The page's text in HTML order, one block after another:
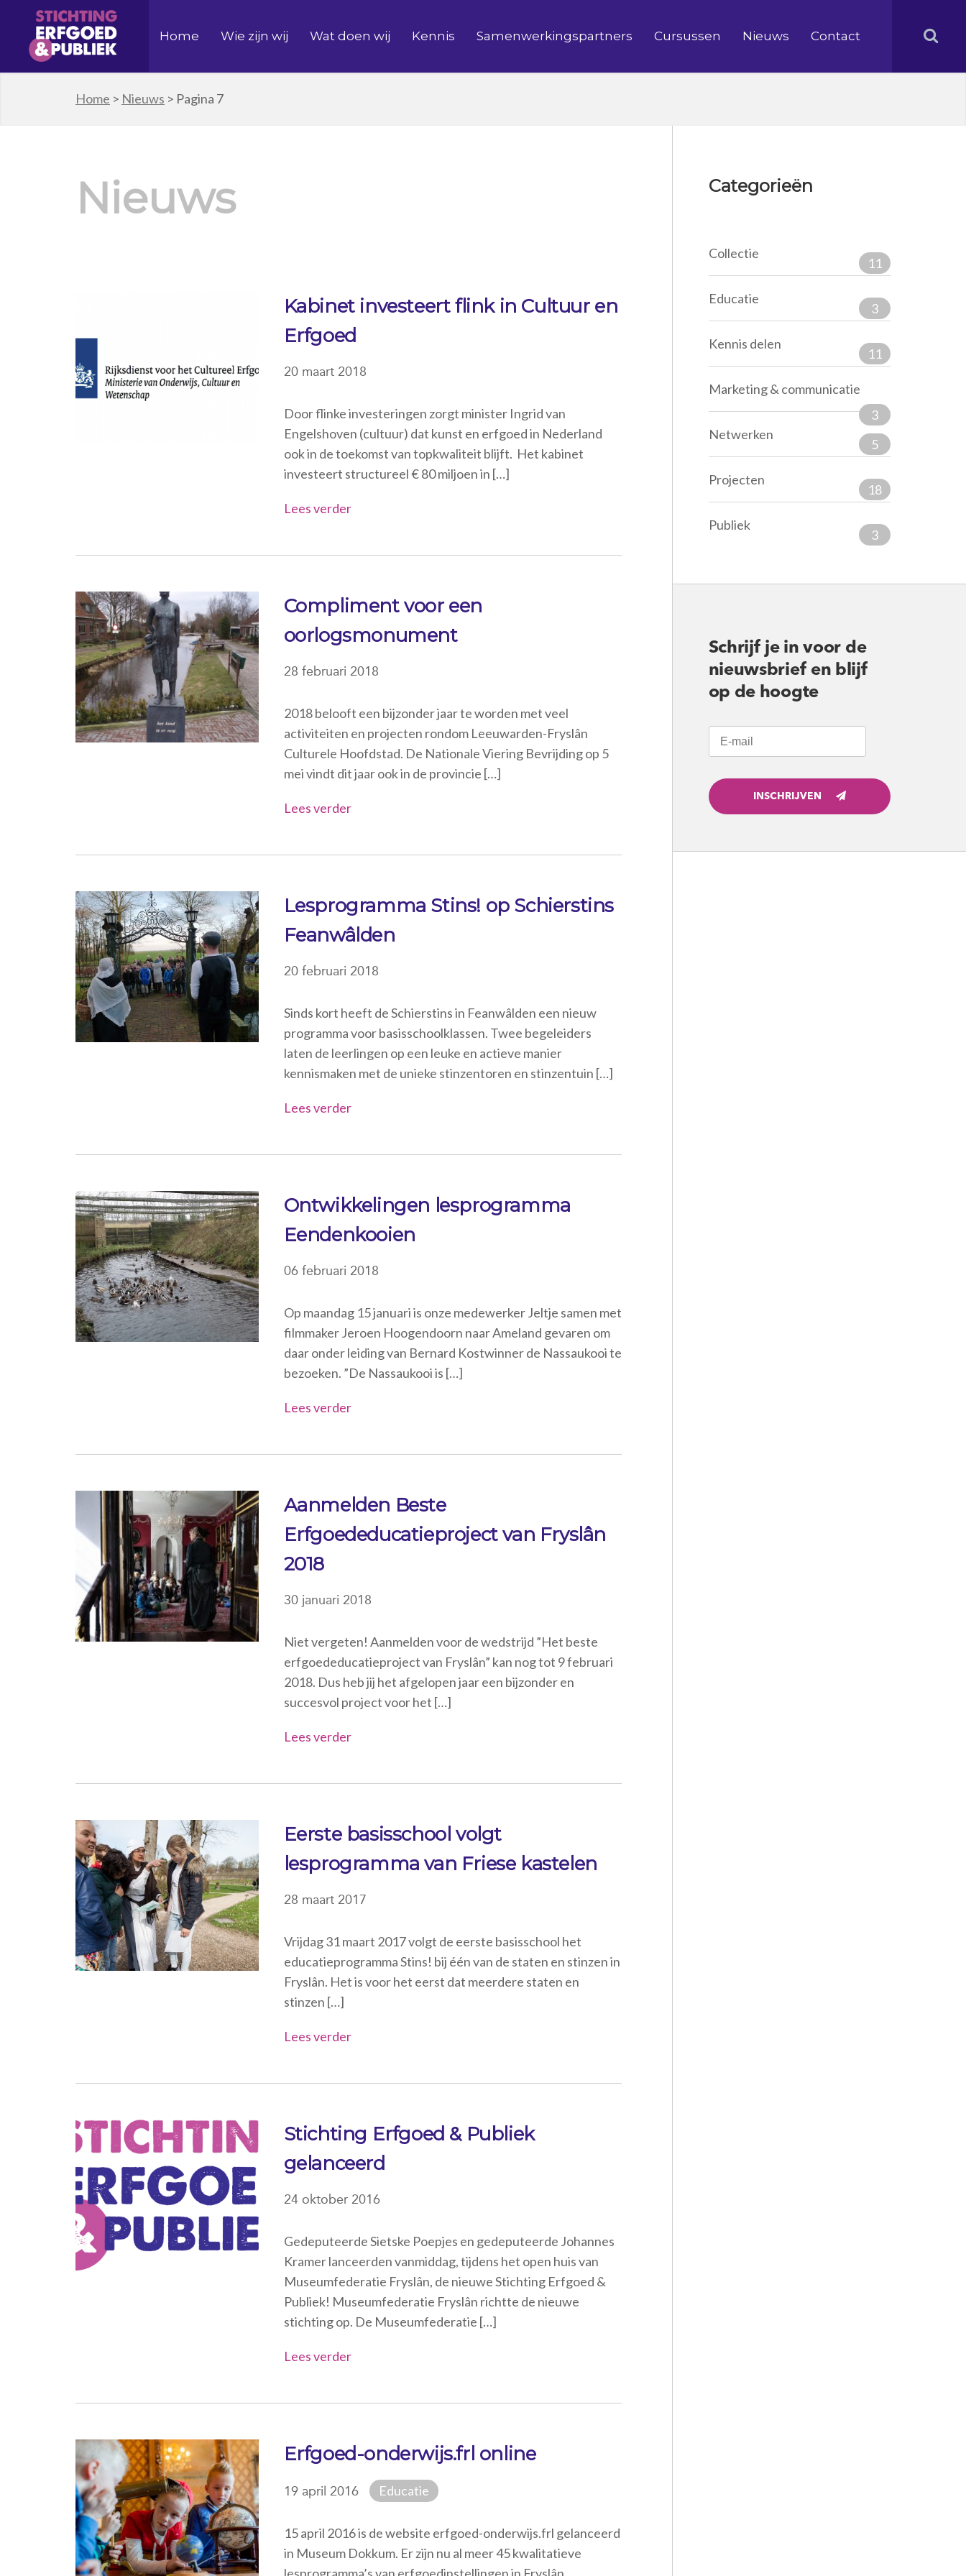
Home Wie zijn wij Wat doen wij Kennis Samenwerkingspartners Cursussen Nieuws Contact
Home > Nieuws > Pagina 7
Nieuws
Kabinet investeert flink in Cultuur en
Erfgoed
20 maart 2018
Door flinke investeringen zorgt minister Ingrid van
Engelshoven (cultuur) dat kunst en erfgoed in Nederland
ook in de toekomst van topkwaliteit blijft. Het kabinet
investeert structureel € 80 miljoen in […]
Lees verder
Compliment voor een
oorlogsmonument
28 februari 2018
2018 belooft een bijzonder jaar te worden met veel
activiteiten en projecten rondom Leeuwarden-Fryslân
Culturele Hoofdstad. De Nationale Viering Bevrijding op 5
mei vindt dit jaar ook in de provincie […]
Lees verder
Lesprogramma Stins! op Schierstins
Feanwâlden
20 februari 2018
Sinds kort heeft de Schierstins in Feanwâlden een nieuw
programma voor basisschoolklassen. Twee begeleiders
laten de leerlingen op een leuke en actieve manier
kennismaken met de unieke stinzentoren en stinzentuin […]
Lees verder
Ontwikkelingen lesprogramma
Eendenkooien
06 februari 2018
Op maandag 15 januari is onze medewerker Jeltje samen met
filmmaker Jeroen Hoogendoorn naar Ameland gevaren om
daar onder leiding van Bernard Kostwinner de Nassaukooi te
bezoeken. ”De Nassaukooi is […]
Lees verder
Aanmelden Beste
Erfgoededucatieproject van Fryslân
2018
30 januari 2018
Niet vergeten! Aanmelden voor de wedstrijd ”Het beste
erfgoededucatieproject van Fryslân” kan nog tot 9 februari
2018. Dus heb jij het afgelopen jaar een bijzonder en
succesvol project voor het […]
Lees verder
Eerste basisschool volgt
lesprogramma van Friese kastelen
28 maart 2017
Vrijdag 31 maart 2017 volgt de eerste basisschool het
educatieprogramma Stins! bij één van de staten en stinzen in
Fryslân. Het is voor het eerst dat meerdere staten en
stinzen […]
Lees verder
Stichting Erfgoed & Publiek
gelanceerd
24 oktober 2016
Gedeputeerde Sietske Poepjes en gedeputeerde Johannes
Kramer lanceerden vanmiddag, tijdens het open huis van
Museumfederatie Fryslân, de nieuwe Stichting Erfgoed &
Publiek! Museumfederatie Fryslân richtte de nieuwe
stichting op. De Museumfederatie […]
Lees verder
Erfgoed-onderwijs.frl online
19 april 2016 Educatie
15 april 2016 is de website erfgoed-onderwijs.frl gelanceerd
in Museum Dokkum. Er zijn nu al meer 45 kwalitatieve
Categorieën
Collectie
11
Educatie
3
Kennis delen
11
Marketing & communicatie
3
Netwerken
5
Projecten
18
Publiek
3
Schrijf je in voor de
nieuwsbrief en blijf
op de hoogte
INSCHRIJVEN